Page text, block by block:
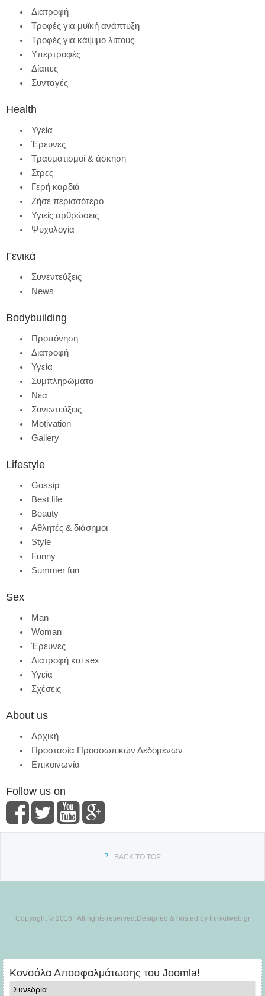
Διατροφή
Τροφές για μυϊκή ανάπτυξη
Τροφές για κάψιμο λίπους
Υπερτροφές
Δίαιτες
Συνταγές
Health
Υγεία
Έρευνες
Τραυματισμοί & άσκηση
Στρες
Γερή καρδιά
Ζήσε περισσότερο
Υγιείς αρθρώσεις
Ψυχολογία
Γενικά
Συνεντεύξεις
News
Bodybuilding
Προπόνηση
Διατροφή
Υγεία
Συμπληρώματα
Νέα
Συνεντεύξεις
Motivation
Gallery
Lifestyle
Gossip
Best life
Beauty
Αθλητές & διάσημοι
Style
Funny
Summer fun
Sex
Man
Woman
Έρευνες
Διατροφή και sex
Υγεία
Σχέσεις
About us
Αρχική
Προστασία Προσσωπικών Δεδομένων
Επικοινωνία
Follow us on
BACK TO TOP
Copyright © 2016 | All rights reserved.Designed & hosted by thinkitweb.gr
Κονσόλα Αποσφαλμάτωσης του Joomla!
Συνεδρία